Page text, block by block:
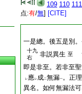
109 110 111
点:有/無] [CITE]
一是總。後五是別
十九
右
非説異生 至
即是非至。若非至
レ應レ成二無漏一。正
異名。如何無漏法可